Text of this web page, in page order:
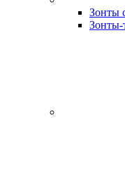
Зонты
Зонты-